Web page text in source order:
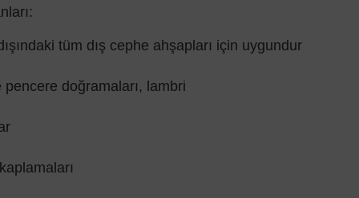
tüm dış cephe ahşapları için uygundur
pencere doğramaları, lambri